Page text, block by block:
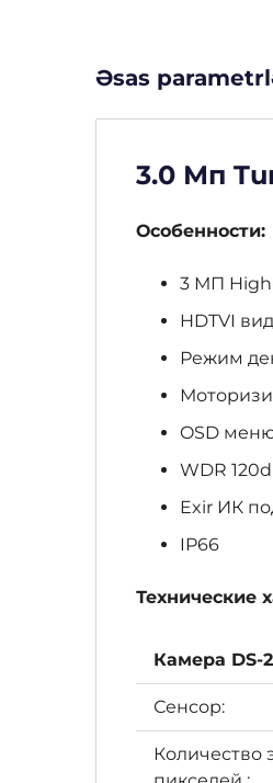
Əsas
3.0 Мп
Особенности:
3 МП
HDTVI
Режим
OSD
WDR
Exir ИК
IP66
Технические
Камера DS-
Сенсор:
Количество